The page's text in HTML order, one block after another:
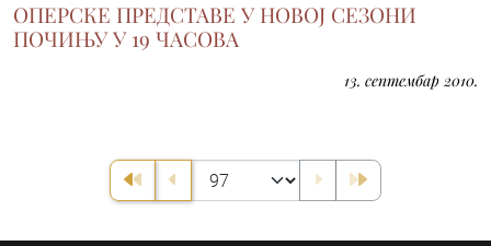
ОПЕРСКЕ ПРЕДСТАВЕ У НОВОЈ СЕЗОНИ
ПОЧИЊУ У 19 ЧАСОВА
13. септембар 2010.